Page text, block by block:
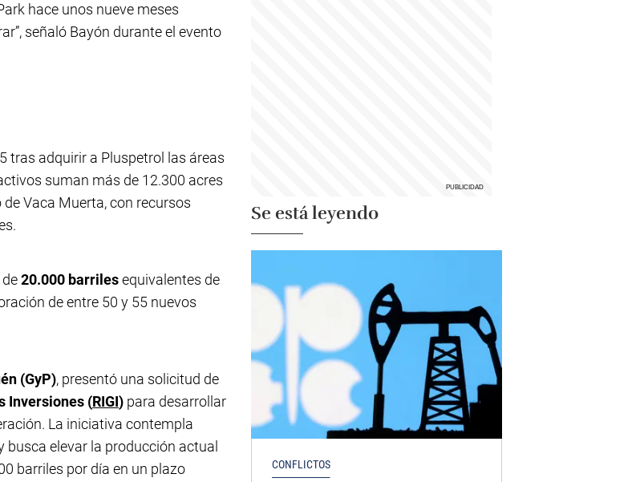
hace unos nueve meses
señaló Bayón durante el evento
tras adquirir a Pluspetrol las áreas
suman más de 12.300 acres
Vaca Muerta, con recursos
20.000 barrilesequivalentes de
de entre 50 y 55 nuevos
(GyP), presentó una solicitud de
Inversiones (RIGI) para desarrollar
La iniciativa contempla
busca elevar la producción actual
barriles por día en un plazo
Se está leyendo
CONFLICTOS